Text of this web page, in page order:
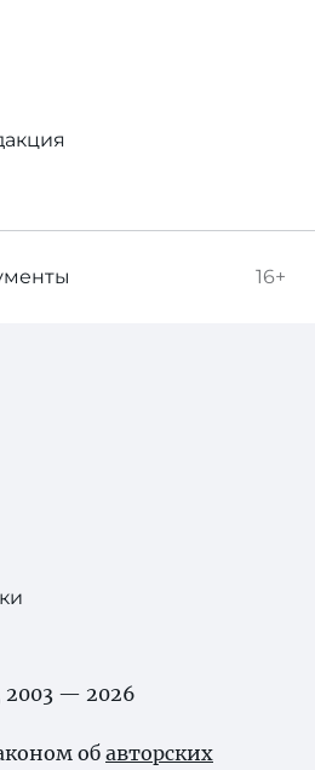
16+
2003 — 2026
об авторских